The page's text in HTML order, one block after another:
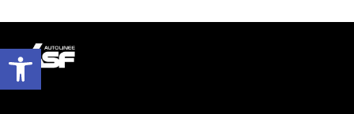
Apri la barra degli strumenti